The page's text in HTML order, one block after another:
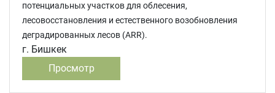
потенциальных участков для облесения,
лесовосстановления и естественного возобновления
деградированных лесов (ARR).
г. Бишкек
Просмотр